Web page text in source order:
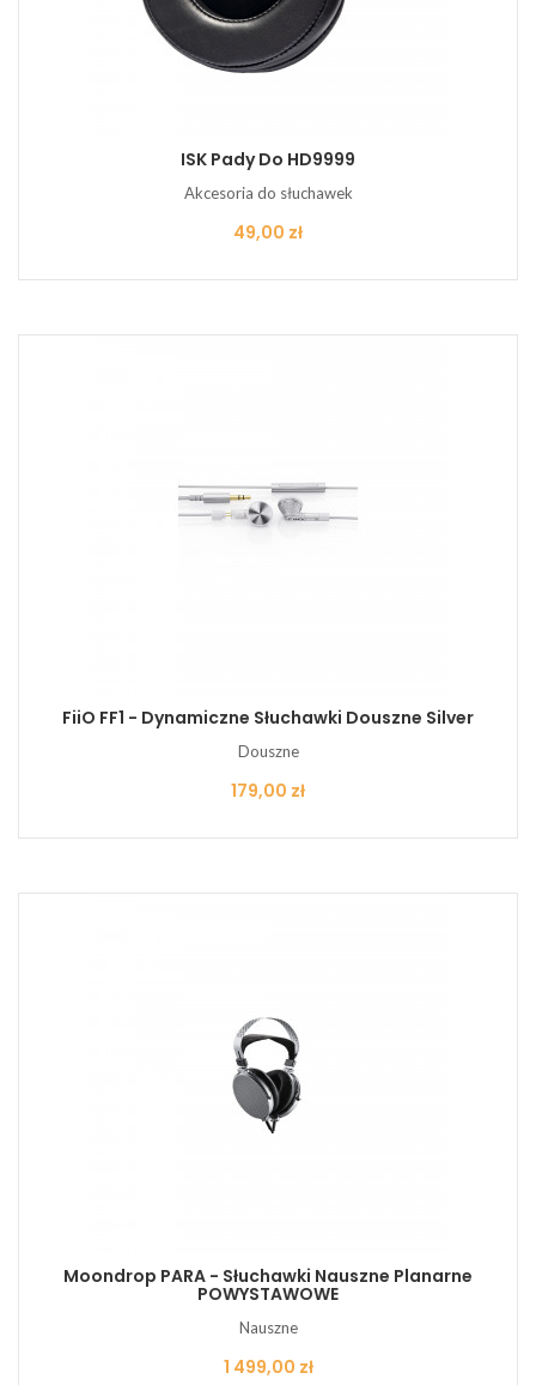
ISK Pady Do HD9999
Akcesoria do słuchawek
Cena
49,00 zł
FiiO FF1 - Dynamiczne Słuchawki Douszne Silver
Douszne
Cena
179,00 zł
Moondrop PARA - Słuchawki Nauszne Planarne
POWYSTAWOWE
Nauszne
Cena
1 499,00 zł